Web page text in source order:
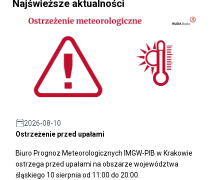
Najświeższe aktualności
2026-08-10
Ostrzeżenie przed upałami
Biuro Prognoz Meteorologicznych IMGW-PIB w Krakowie
ostrzega przed upałami na obszarze województwa
śląskiego 10 sierpnia od 11:00 do 20:00.